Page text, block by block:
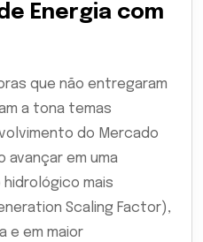
Energia com
que não entregaram
a tona temas
do Mercado
avançar em uma
mais
Scaling Factor),
e em maior